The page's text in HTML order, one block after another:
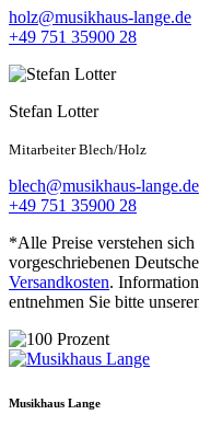
holz@musikhaus-lange.de
+49 751 35900 28
Stefan Lotter
Mitarbeiter Blech/Holz
blech@musikhaus-lange.de
+49 751 35900 28
*Alle Preise verstehen
vorgeschriebenen
Versandkosten.
entnehmen Sie bitte
Musikhaus Lange